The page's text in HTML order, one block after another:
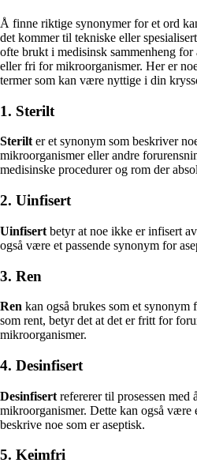
Å finne riktige synonymer for et ord
det kommer til tekniske eller
ofte brukt i medisinsk sammenheng for
eller fri for mikroorganismer. Her er
termer som kan være nyttige i din
1. Sterilt
Sterilter et synonym som beskriver
mikroorganismer eller andre
medisinske procedurer og rom der
2. Uinfisert
Uinfisert betyr at noe ikke er infisert
også være et passende synonym for
3. Ren
Ren kan også brukes som et synonym
som rent, betyr det at det er fritt for
mikroorganismer.
4. Desinfisert
Desinfisert refererer til prosessen med
mikroorganismer. Dette kan også være
beskrive noe som er aseptisk.
5. Keimfri